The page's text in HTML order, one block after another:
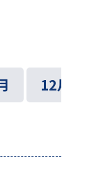
12月